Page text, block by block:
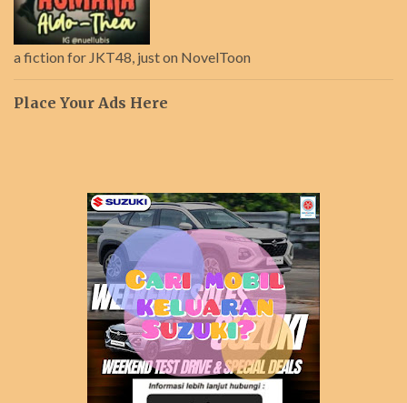
a fiction for JKT48, just on NovelToon
Place Your Ads Here